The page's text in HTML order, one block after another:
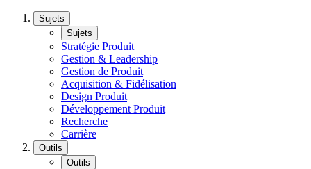
Sujets
Sujets
Stratégie Produit
Gestion & Leadership
Gestion de Produit
Acquisition & Fidélisation
Design Produit
Développement Produit
Recherche
Carrière
Outils
Outils